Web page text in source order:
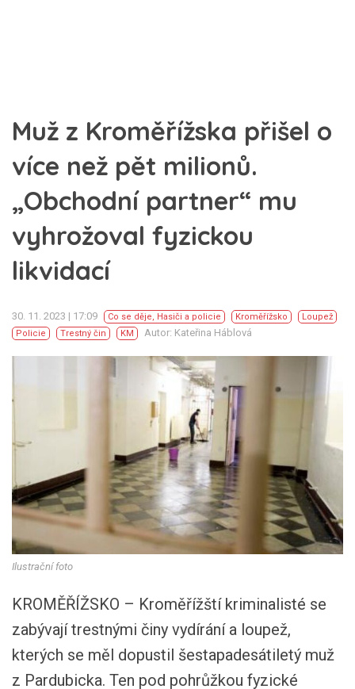
Muž z Kroměřížska přišel o
více než pět milionů.
„Obchodní partner“ mu
vyhrožoval fyzickou
likvidací
30. 11. 2023 | 17:09 Co se děje, Hasiči a policie Kroměřížsko
Loupež
Policie
Trestný čin KM Autor: Kateřina Háblová
Ilustrační foto
KROMĚŘÍŽSKO – Kroměřížští kriminalisté se
zabývají trestnými činy vydírání a loupež,
kterých se měl dopustil šestapadesátiletý muž
z Pardubicka. Ten pod pohrůžkou fyzické